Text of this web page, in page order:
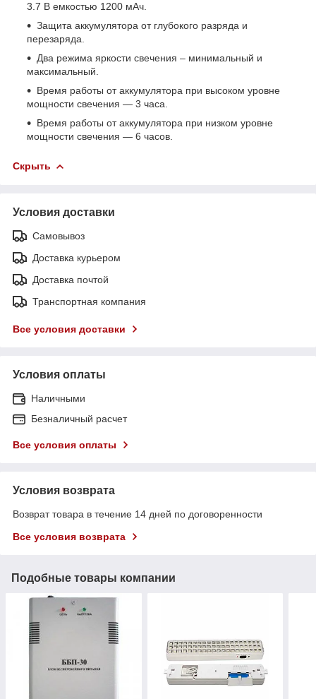
3.7 В емкостью 1200 мАч.
Защита аккумулятора от глубокого разряда и
перезаряда.
Два режима яркости свечения – минимальный и
максимальный.
Время работы от аккумулятора при высоком уровне
мощности свечения — 3 часа.
Время работы от аккумулятора при низком уровне
мощности свечения — 6 часов.
Скрыть
Условия доставки
Самовывоз
Доставка курьером
Доставка почтой
Транспортная компания
Все условия доставки
Условия оплаты
Наличными
Безналичный расчет
Все условия оплаты
Условия возврата
Возврат товара в течение 14 дней по договоренности
Все условия возврата
Подобные товары компании